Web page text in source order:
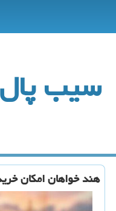
سیب پال
هند خواهان امکان